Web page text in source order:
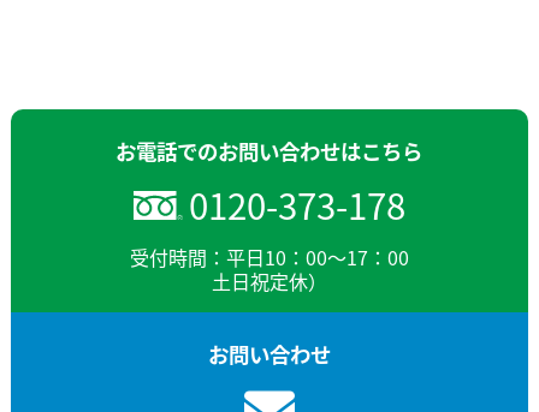
お電話でのお問い合わせはこちら
0120-373-178
受付時間：平日10：00～17：00
土日祝定休）
お問い合わせ